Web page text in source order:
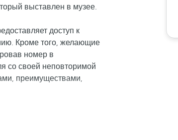
выставлен в музее.
доступ к
Кроме того, желающие
номер в
со своей неповторимой
преимуществами,